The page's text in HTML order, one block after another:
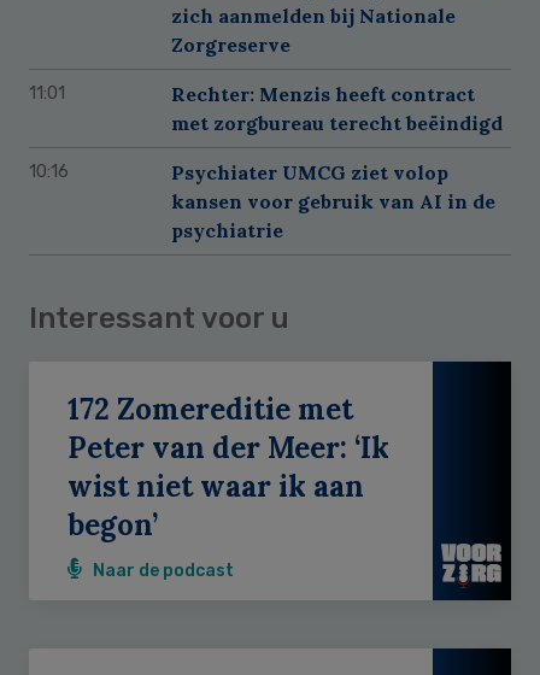
zich aanmelden bij Nationale
Zorgreserve
11:01
Rechter: Menzis heeft contract
met zorgbureau terecht beëindigd
10:16
Psychiater UMCG ziet volop
kansen voor gebruik van AI in de
psychiatrie
Interessant voor u
172 Zomereditie met
Peter van der Meer: ‘Ik
wist niet waar ik aan
begon’
Naar de podcast